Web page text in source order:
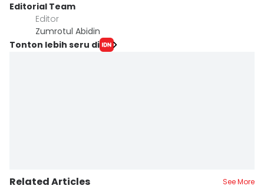
Editorial Team
Editor
Zumrotul Abidin
Tonton lebih seru di
Related Articles See More